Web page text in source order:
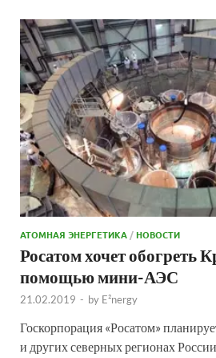
АТОМНАЯ ЭНЕРГЕТИКА /НОВОСТИ
Росатом хочет обогреть
помощью мини-АЭС
21.02.2019 - by E²nergy
Госкорпорация «Росатом»
и других северных регионах